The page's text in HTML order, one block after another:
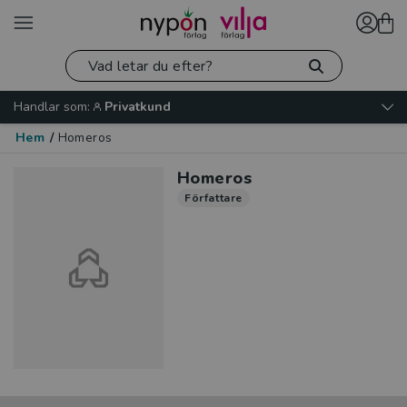
Handlar som:
Privatkund
Hem / Homeros
Homeros
Författare